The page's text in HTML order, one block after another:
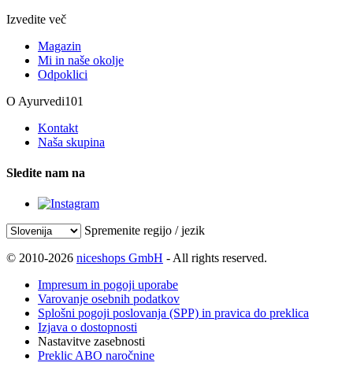
Izvedite več
Magazin
Mi in naše okolje
Odpoklici
O Ayurvedi101
Kontakt
Naša skupina
Sledite nam na
Spremenite regijo / jezik
© 2010-2026 niceshops GmbH - All rights reserved.
Impresum in pogoji uporabe
Varovanje osebnih podatkov
Splošni pogoji poslovanja (SPP) in pravica do preklica
Izjava o dostopnosti
Nastavitve zasebnosti
Preklic ABO naročnine